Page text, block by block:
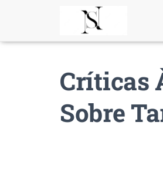
Críticas
Sobre